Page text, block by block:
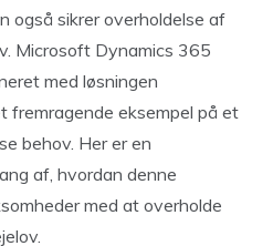
også sikrer overholdelse af
Microsoft Dynamics 365
med løsningen
fremragende eksempel på et
behov. Her er en
af, hvordan denne
med at overholde